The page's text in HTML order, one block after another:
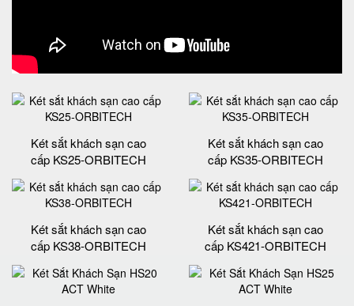
Két sắt khách sạn cao
cấp KS25-ORBITECH
Két sắt khách sạn cao
cấp KS35-ORBITECH
Két sắt khách sạn cao
cấp KS38-ORBITECH
Két sắt khách sạn cao
cấp KS421-ORBITECH